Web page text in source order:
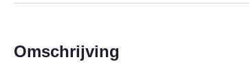
Omschrijving